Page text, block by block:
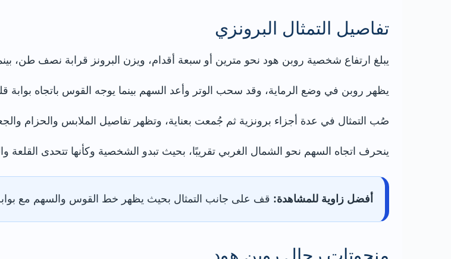
تفاصيل التمثال البرونزي
يبلغ ارتفاع شخصية روبن هود نحو مترين أو سبعة أقدام، ويزن البرونز قرابة نصف طن،
يظهر روبن في وضع الرماية، وقد سحب الوتر وأعد السهم بينما يوجه القوس باتجاه بوابة
صُب التمثال في عدة أجزاء برونزية ثم جُمعت بعناية، وتظهر تفاصيل الملابس والحزام
ينحرف اتجاه السهم نحو الشمال الغربي تقريبًا، بحيث تبدو الشخصية وكأنها تتحدى
أفضل زاوية للمشاهدة: قف على جانب التمثال بحيث يظهر خط القوس والسهم مع بوابة